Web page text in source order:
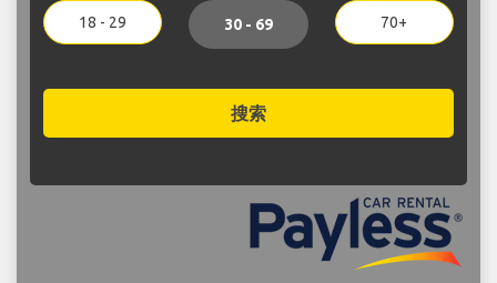
18 - 29 30 - 69 70+
搜索